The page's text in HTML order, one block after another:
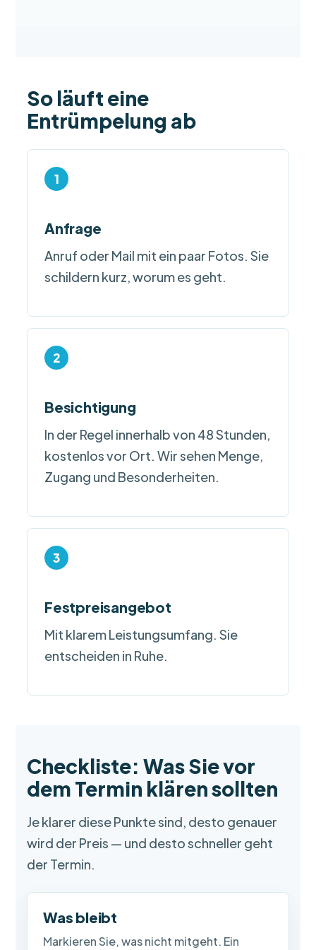
So läuft eine
Entrümpelung ab
Anfrage
Anruf oder Mail mit ein paar Fotos. Sie
schildern kurz, worum es geht.
Besichtigung
In der Regel innerhalb von 48 Stunden,
kostenlos vor Ort. Wir sehen Menge,
Zugang und Besonderheiten.
Festpreisangebot
Mit klarem Leistungsumfang. Sie
entscheiden in Ruhe.
Checkliste: Was Sie vor
dem Termin klären sollten
Je klarer diese Punkte sind, desto genauer
wird der Preis — und desto schneller geht
der Termin.
Was bleibt
Markieren Sie, was nicht mitgeht. Ein